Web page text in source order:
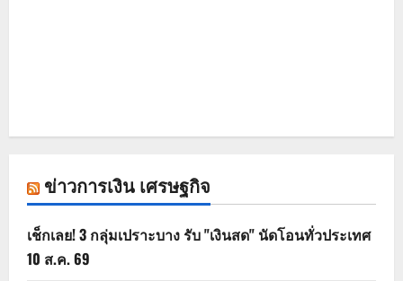
ข่าวการเงิน เศรษฐกิจ
เช็กเลย! 3 กลุ่มเปราะบาง รับ "เงินสด" นัดโอนทั่วประเทศ
10 ส.ค. 69